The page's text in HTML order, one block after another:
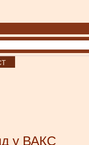
у ВАКС